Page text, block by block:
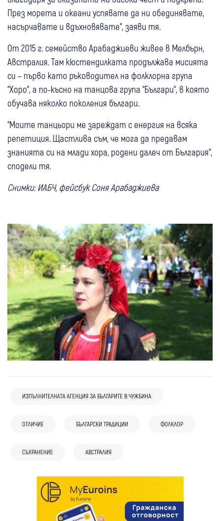
През морета и океани успявате да ни обединявате,
насърчавате и вдъхновявате“, заяви тя.
От 2015 г. семейство Арабаджиеви живее в Мелбърн,
Австралия. Там кюстендилката продължава мисията
си – първо като ръководител на фолклорна група
“Хоро“, а по-късно на танцова група “Българи“, в която
обучава няколко поколения българи.
“Моите танцьори ме зареждат с енергия на всяка
репетиция. Щастлива съм, че мога да предавам
знанията си на млади хора, родени далеч от България“,
сподели тя.
Снимки: ИАБЧ, фейсбук Соня Арабаджиева
ИЗПЪЛНИТЕЛНАТА АГЕНЦИЯ ЗА БЪЛГАРИТЕ В ЧУЖБИНА
ОТЛИЧИЕ БЪЛГАРСКИ ТРАДИЦИИ ФОЛКЛОР
СЪХРАНЕНИЕ АВСТРАЛИЯ